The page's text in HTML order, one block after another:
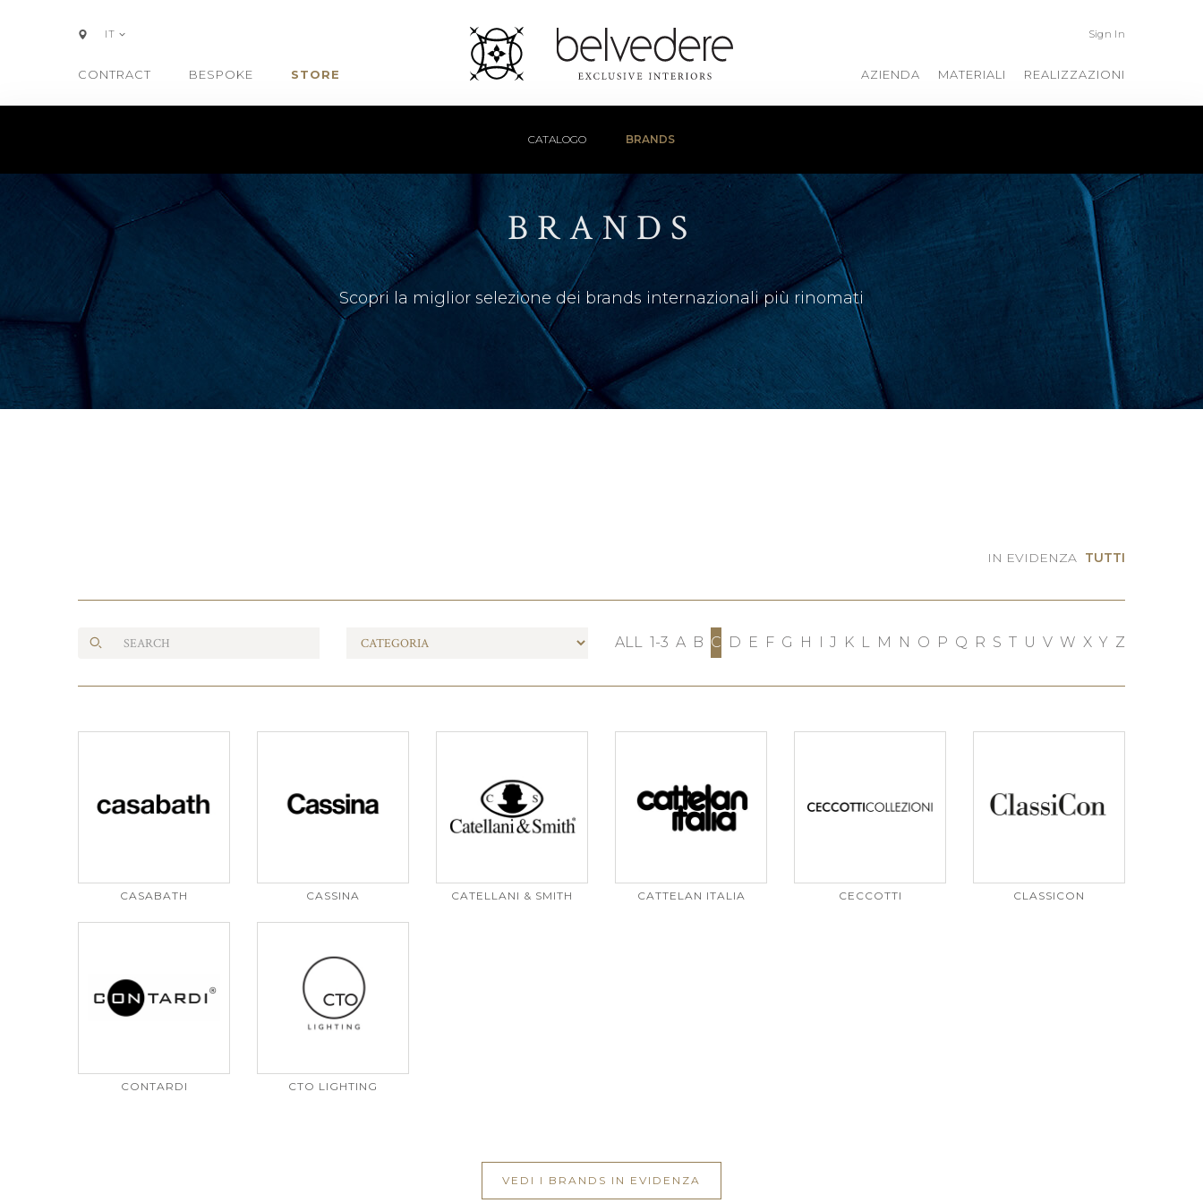
IT
CONTRACT BESPOKE STORE
CATALOGO BRANDS
Sign In
AZIENDA MATERIALI REALIZZAZIONI
BRANDS
Scopri la miglior selezione dei brands internazionali più rinomati
IN EVIDENZA TUTTI
ALL 1-3 A B C D E F G H I J K L M N O P Q R S T U V W X Y Z
CASABATH CASSINA CATELLANI & SMITH CATTELAN ITALIA CECCOTTI CLASSICON
CONTARDI CTO LIGHTING
VEDI I BRANDS IN EVIDENZA